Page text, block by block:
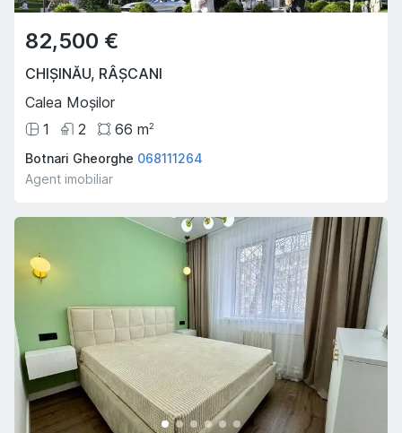
82,500 €
CHIȘINĂU, RÂȘCANI
Calea Moșilor
1
2 66 m2
Botnari Gheorghe 068111264
Agent imobiliar